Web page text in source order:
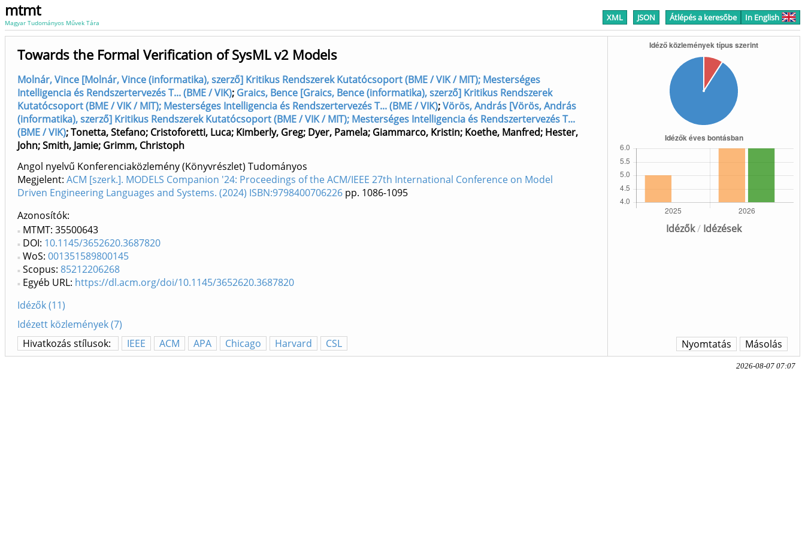
mtmt
Magyar Tudományos Művek Tára XML JSON Átlépés a keresőbe In English
Idézők/ Idézések
Towards the Formal Verification of SysML v2 Models
Molnár, Vince [Molnár, Vince (informatika), szerző] Kritikus Rendszerek Kutatócsoport (BME / VIK / MIT); Mesterséges
Intelligencia és Rendszertervezés T... (BME / VIK); Graics, Bence [Graics, Bence (informatika), szerző] Kritikus Rendszerek
Kutatócsoport (BME / VIK / MIT); Mesterséges Intelligencia és Rendszertervezés T... (BME / VIK);Vörös, András [Vörös, András
(informatika), szerző] Kritikus Rendszerek Kutatócsoport (BME / VIK / MIT); Mesterséges Intelligencia és Rendszertervezés T...
(BME / VIK);Tonetta, Stefano; Cristoforetti, Luca; Kimberly, Greg; Dyer, Pamela; Giammarco, Kristin; Koethe, Manfred; Hester,
John;Smith, Jamie; Grimm, Christoph
Angol nyelvű Konferenciaközlemény (Könyvrészlet) Tudományos
Megjelent: ACM [szerk.]. MODELS Companion '24: Proceedings of the ACM/IEEE 27th International Conference on Model
Driven Engineering Languages and Systems. (2024) ISBN:9798400706226 pp. 1086-1095
Azonosítók
MTMT: 35500643
DOI: 10.1145/3652620.3687820
WoS: 001351589800145
Scopus: 85212206268
Egyéb URL: https://dl.acm.org/doi/10.1145/3652620.3687820
Idézők (11)
Idézett közlemények (7)
Hivatkozás stílusok:
IEEE ACM APA Chicago Harvard CSL Másolás
Nyomtatás
2026-08-07 07:07